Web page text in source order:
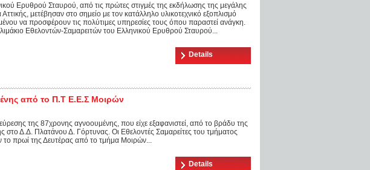
Ερυθρού Σταυρού, από τις πρώτες στιγμές της εκδήλωσης της μεγάλης
μετέβησαν στο σημείο με τον κατάλληλο υλικοτεχνικό εξοπλισμό
να προσφέρουν τις πολύτιμες υπηρεσίες τους όπου παραστεί ανάγκη.
Εθελοντών-Σαμαρειτών του Ελληνικού Ερυθρού Σταυρού...
Details
από το Π.Τ Ε.Ε.Σ Μοιρών
της 87χρονης αγνοουμένης, που είχε εξαφανιστεί, από το βράδυ της
στο Δ.Δ. Πλατάνου Δ. Γόρτυνας. Οι Εθελοντές Σαμαρείτες του τμήματος
πρωί της Δευτέρας από το τμήμα Μοιρών...
Details